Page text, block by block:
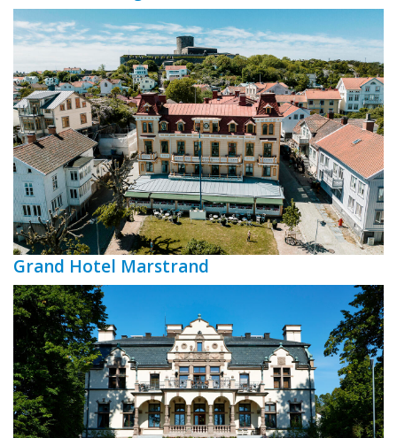
Grand Hotel Marstrand